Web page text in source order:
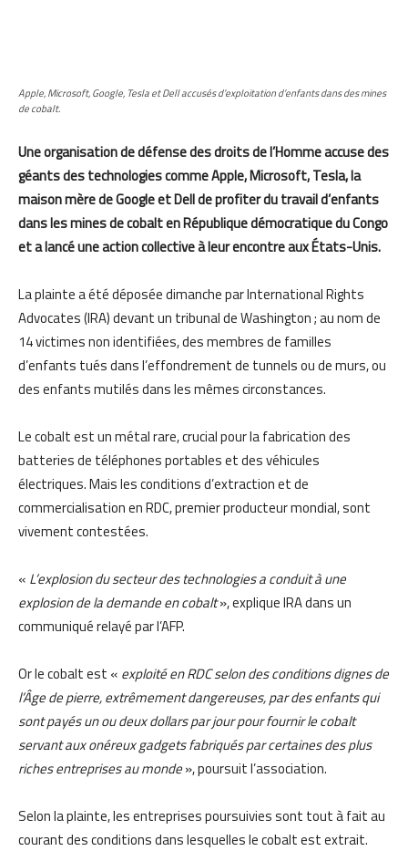
Apple, Microsoft, Google, Tesla et Dell accusés d’exploitation d’enfants dans des mines
de cobalt.
Une organisation de défense des droits de l’Homme accuse des
géants des technologies comme Apple, Microsoft, Tesla, la
maison mère de Google et Dell de profiter du travail d’enfants
dans les mines de cobalt en République démocratique du Congo
et a lancé une action collective à leur encontre aux États-Unis.
La plainte a été déposée dimanche par International Rights
Advocates (IRA) devant un tribunal de Washington ; au nom de
14 victimes non identifiées, des membres de familles
d’enfants tués dans l’effondrement de tunnels ou de murs, ou
des enfants mutilés dans les mêmes circonstances.
Le cobalt est un métal rare, crucial pour la fabrication des
batteries de téléphones portables et des véhicules
électriques. Mais les conditions d’extraction et de
commercialisation en RDC, premier producteur mondial, sont
vivement contestées.
« L’explosion du secteur des technologies a conduit à une
explosion de la demande en cobalt», explique IRA dans un
communiqué relayé par l’AFP.
Or le cobalt est « exploité en RDC selon des conditions dignes de
l’Âge de pierre, extrêmement dangereuses, par des enfants qui
sont payés un ou deux dollars par jour pour fournir le cobalt
servant aux onéreux gadgets fabriqués par certaines des plus
riches entreprises au monde», poursuit l’association.
Selon la plainte, les entreprises poursuivies sont tout à fait au
courant des conditions dans lesquelles le cobalt est extrait.